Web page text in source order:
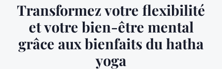
Transformez votre flexibilité
et votre bien-être mental
grâce aux bienfaits du hatha
yoga